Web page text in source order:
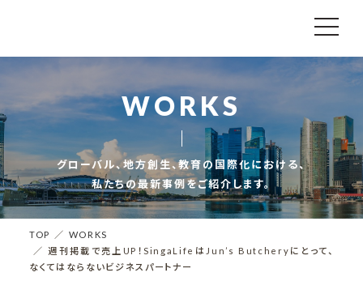
WORKS
グローバル、地方創生、教育の国際化における、
私たちの最新事例をご紹介します。
TOP
WORKS
週刊掲載で売上UP！SingaLifeはJun’s Butcheryにとって、
なくてはならないビジネスパートナー